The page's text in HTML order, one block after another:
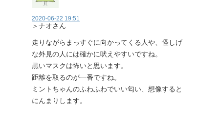
2020-06-22 19:51
＞ナオさん
走りながらまっすぐに向かってくる人や、怪しげ
な外見の人には確かに吠えやすいですね。
黒いマスクは怖いと思います。
距離を取るのが一番ですね。
ミントちゃんのふわふわでいい匂い、想像すると
にんまりします。